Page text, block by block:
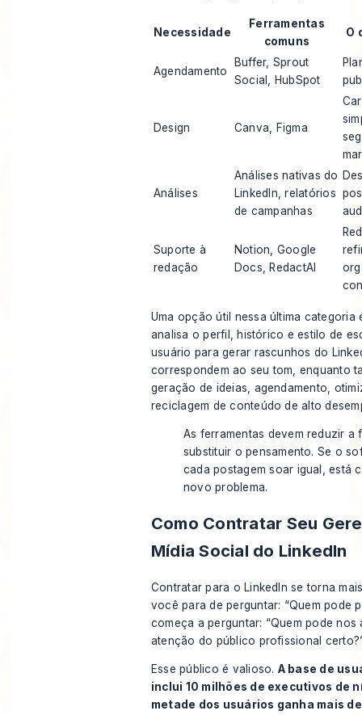
Necessidade
Ferramentas
comuns
O
Agendamento
Buffer, Sprout
Social, HubSpot
Design Canva, Figma
Análises
Análises nativas do
LinkedIn, relatórios
de campanhas
Suporte à
redação
Notion, Google
Docs, RedactAI
Uma opção útil nessa última categoria
analisa o perfil, histórico e estilo de
usuário para gerar rascunhos do
correspondem ao seu tom, enquanto
geração de ideias, agendamento,
reciclagem de conteúdo de alto
As ferramentas devem reduzir a
substituir o pensamento. Se o
cada postagem soar igual, está
novo problema.
Como Contratar Seu
Mídia Social do LinkedIn
Contratar para o LinkedIn se torna
você para de perguntar: “Quem pode
começa a perguntar: “Quem pode nos
atenção do público profissional
Esse público é valioso. A base de
inclui 10 milhões de executivos de
metade dos usuários ganha mais